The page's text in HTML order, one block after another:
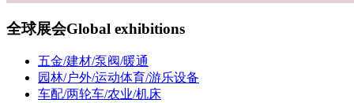
全球展会Global exhibitions
五金/建材/泵阀/暖通
园林/户外/运动体育/游乐设备
车配/两轮车/农业/机床